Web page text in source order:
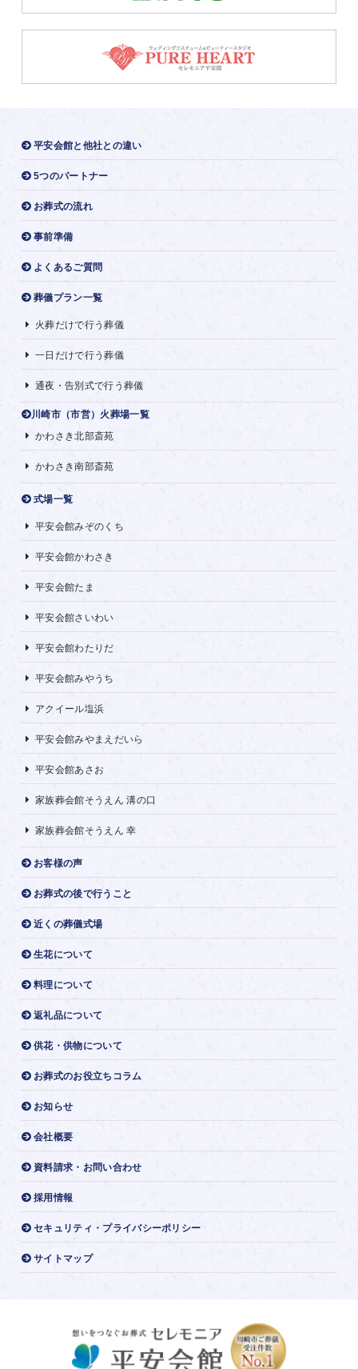
平安会館と他社との違い
5つのパートナー
お葬式の流れ
事前準備
よくあるご質問
葬儀プラン一覧
火葬だけで行う葬儀
一日だけで行う葬儀
通夜・告別式で行う葬儀
川崎市（市営）火葬場一覧
かわさき北部斎苑
かわさき南部斎苑
式場一覧
平安会館みぞのくち
平安会館かわさき
平安会館たま
平安会館さいわい
平安会館わたりだ
平安会館みやうち
アクイール塩浜
平安会館みやまえだいら
平安会館あさお
家族葬会館そうえん 溝の口
家族葬会館そうえん 幸
お客様の声
お葬式の後で行うこと
近くの葬儀式場
生花について
料理について
返礼品について
供花・供物について
お葬式のお役立ちコラム
お知らせ
会社概要
資料請求・お問い合わせ
採用情報
セキュリティ・プライバシーポリシー
サイトマップ